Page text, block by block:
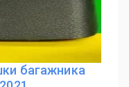
багажника